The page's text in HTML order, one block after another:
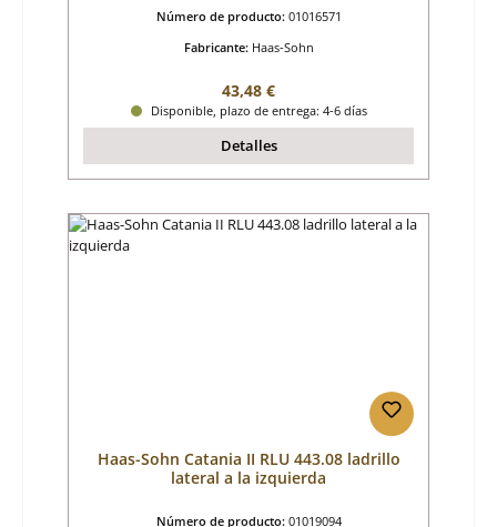
Número de producto: 01016571
Fabricante: Haas-Sohn
Precio normal:
43,48 €
Disponible, plazo de entrega: 4-6 días
Detalles
Haas-Sohn Catania II RLU 443.08 ladrillo
lateral a la izquierda
Número de producto: 01019094